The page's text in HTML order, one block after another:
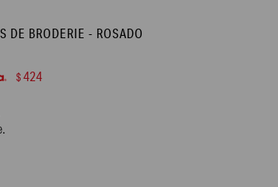
DE BRODERIE - ROSADO
$424